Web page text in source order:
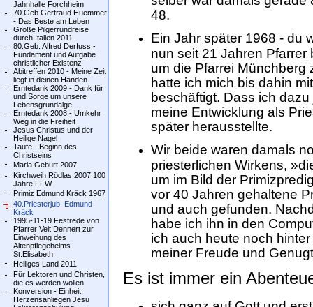
Jahnhalle Forchheim
70.Geb Gertraud Huemmer
- Das Beste am Leben
Große Pilgerrundreise
durch Italien 2011
80.Geb. Alfred Derfuss -
Fundament und Aufgabe
christlicher Existenz
Abitreffen 2010 - Meine Zeit
liegt in deinen Händen
Erntedank 2009 - Dank für
und Sorge um unsere
Lebensgrundalge
Erntedank 2008 - Umkehr
Weg in die Freiheit
Jesus Christus und der
Heilige Nagel
Taufe - Beginn des
Christseins
Maria Geburt 2007
Kirchweih Rödlas 2007 100
Jahre FFW
Primiz Edmund Kräck 1967
40.Priesterjub. Edmund
Kräck
1995-11-19 Festrede von
Pfarrer Veit Dennert zur
Einweihung des
Altenpflegeheims
St.Elisabeth
Heiliges Land 2011
Für Lektoren und Christen,
die es werden wollen
Konversion - Einheit
Herzensanliegen Jesu
48.
Ein Jahr später 1968 - du
nun seit 21 Jahren Pfarrer
um die Pfarrei Münchberg
hatte ich mich bis dahin
beschäftigt. Dass ich
meine Entwicklung als
später herausstellte.
Wir beide waren damals
priesterlichen Wirkens,
um im Bild der
vor 40 Jahren gehaltene
und auch gefunden.
habe ich ihn in den
ich auch heute noch
meiner Freude und
Es ist immer ein